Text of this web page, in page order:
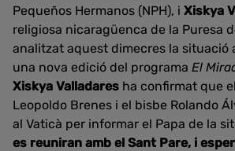
Pequeños Hermanos (NPH), i Xiskya
religiosa nicaragüenca de la Puresa
analitzat aquest dimecres la situació
una nova edició del programa El
Xiskya Valladares ha confirmat que
Leopoldo Brenes i el bisbe Rolando
al Vaticà per informar el Papa de la
es reuniran amb el Sant Pare, i